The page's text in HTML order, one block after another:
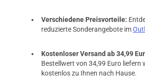
Verschiedene Preisvorteile:
reduzierte Sonderangebote im
Kostenloser Versand ab 34,99
Bestellwert von 34,99 Euro liefern
kostenlos zu Ihnen nach Hause.